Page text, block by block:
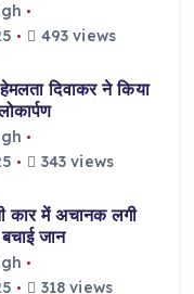
493 views
दिवाकर ने किया
343 views
में अचानक लगी
जान
318 views